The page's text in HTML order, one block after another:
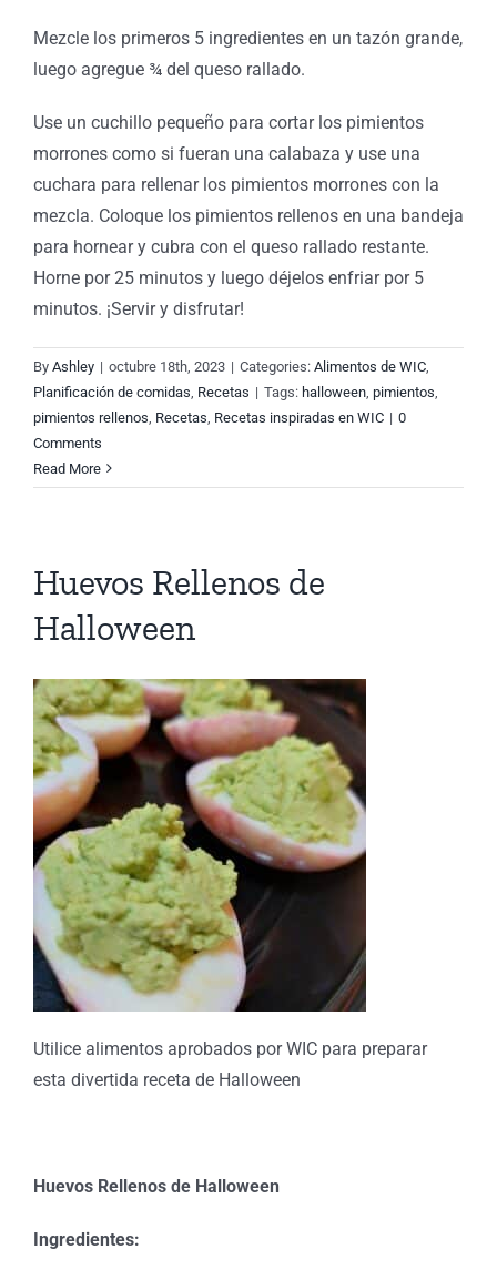
Mezcle los primeros 5 ingredientes en un tazón grande,
luego agregue ¾ del queso rallado.
Use un cuchillo pequeño para cortar los pimientos
morrones como si fueran una calabaza y use una
cuchara para rellenar los pimientos morrones con la
mezcla. Coloque los pimientos rellenos en una bandeja
para hornear y cubra con el queso rallado restante.
Horne por 25 minutos y luego déjelos enfriar por 5
minutos. ¡Servir y disfrutar!
By Ashley | octubre 18th, 2023 | Categories: Alimentos de WIC
Planificación de comidas Recetas | Tags: halloween pimientos
pimientos rellenos Recetas Recetas inspiradas en WIC | 0
Comments
Read More
Huevos Rellenos de
Halloween
Utilice alimentos aprobados por WIC para preparar
esta divertida receta de Halloween
Huevos Rellenos de Halloween
Ingredientes: